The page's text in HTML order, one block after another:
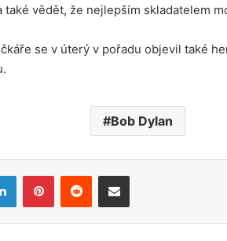
také vědět, že nejlepším skladatelem
se v úterý v pořadu objevil také
Bob Dylan